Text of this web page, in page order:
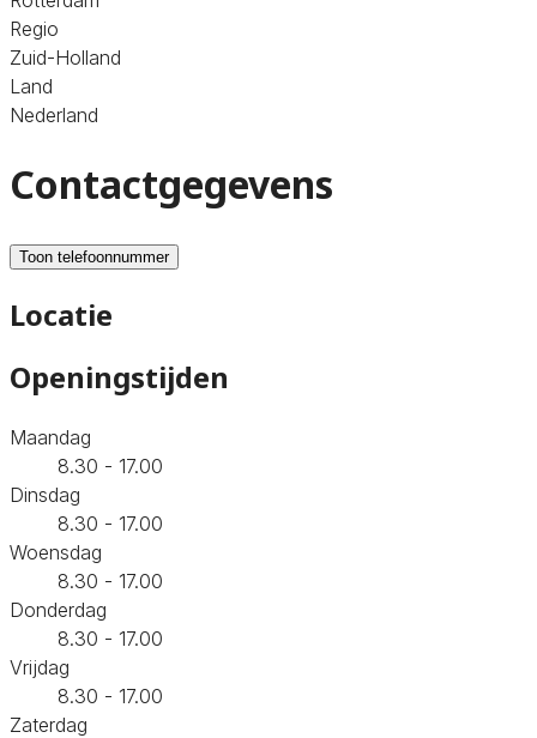
Regio
Zuid-Holland
Land
Nederland
Contactgegevens
Toon telefoonnummer
Locatie
Openingstijden
Maandag
8.30 - 17.00
Dinsdag
8.30 - 17.00
Woensdag
8.30 - 17.00
Donderdag
8.30 - 17.00
Vrijdag
8.30 - 17.00
Zaterdag